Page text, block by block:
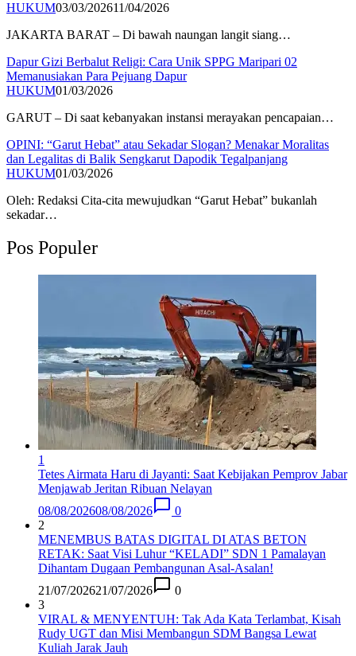
HUKUM03/03/202611/04/2026
JAKARTA BARAT – Di bawah naungan langit siang…
Dapur Gizi Berbalut Religi: Cara Unik SPPG Maripari 02
Memanusiakan Para Pejuang Dapur
HUKUM01/03/2026
GARUT – Di saat kebanyakan instansi merayakan pencapaian…
OPINI: “Garut Hebat” atau Sekadar Slogan? Menakar Moralitas
dan Legalitas di Balik Sengkarut Dapodik Tegalpanjang
HUKUM01/03/2026
Oleh: Redaksi ​Cita-cita mewujudkan “Garut Hebat” bukanlah
sekadar…
Pos Populer
1
Tetes Airmata Haru di Jayanti: Saat Kebijakan Pemprov Jabar
Menjawab Jeritan Ribuan Nelayan
08/08/202608/08/2026
0
2
MENEMBUS BATAS DIGITAL DI ATAS BETON
RETAK: Saat Visi Luhur “KELADI” SDN 1 Pamalayan
Dihantam Dugaan Pembangunan Asal-Asalan​!
21/07/202621/07/2026
0
3
VIRAL & MENYENTUH: Tak Ada Kata Terlambat, Kisah
Rudy UGT dan Misi Membangun SDM Bangsa Lewat
Kuliah Jarak Jauh